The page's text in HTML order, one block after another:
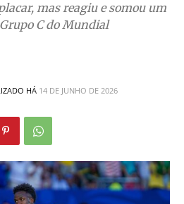
mas reagiu e somou um
C do Mundial
HÁ 14 DE JUNHO DE 2026